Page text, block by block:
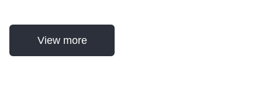
View more